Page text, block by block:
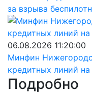
за взрыва
06.08.2026 11:20:00
Минфин
кредитных линий
Подробно